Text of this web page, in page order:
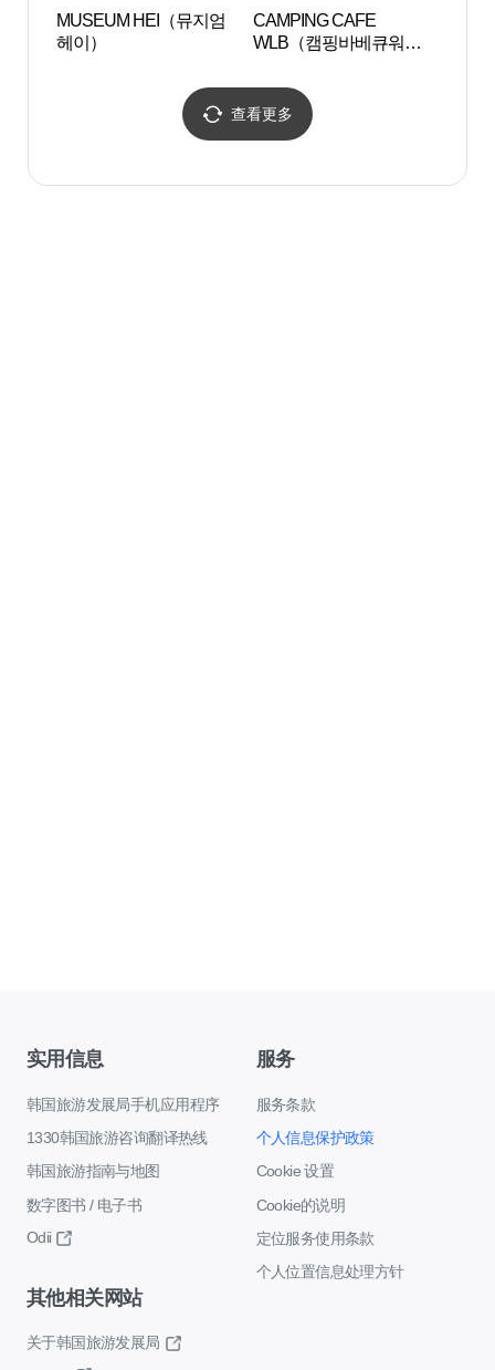
MUSEUM HEI（뮤지엄
헤이）
CAMPING CAFE
WLB（캠핑바베큐워라
查看更多
实用信息
韩国旅游发展局手机应用程序
1330韩国旅游咨询翻译热线
韩国旅游指南与地图
数字图书 / 电子书
Odii
服务
服务条款
个人信息保护政策
Cookie 设置
Cookie的说明
定位服务使用条款
个人位置信息处理方针
其他相关网站
关于韩国旅游发展局